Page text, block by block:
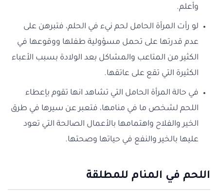
وأعلم.
لو رأت المرأة الحامل لحم نيء في الحلم، فتبرهن على
عدم قدرتها على تحمل مسؤولية طفلها ووقوعها في
الكثير من المتاعب والمشاكل بعد الولادة بسبب الأعباء
الكثيرة التي تقع على عاتقها.
في حالة المرأة الحامل التي تشاهد انها تقوم بإعطاء
اللحم لشخص ما في منامها، فتعبر عن سيرها في طرق
الخير والفلاح واهتمامها بالأعمال الصالحة التي تعود
عليها بالخير والنفع في حياتها وصحتها.
اللحم في المنام للمطلقة